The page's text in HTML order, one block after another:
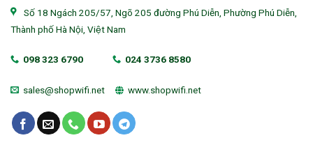
Số 18 Ngách 205/57, Ngõ 205 đường Phú Diễn, Phường Phú Diễn,
Thành phố Hà Nội, Việt Nam
098 323 6790 024 3736 8580
sales@shopwifi.net www.shopwifi.net